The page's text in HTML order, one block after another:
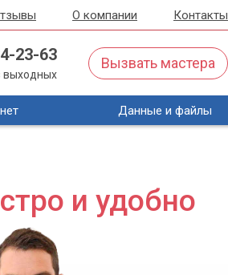
О компании Контакты
23-63
выходных
Вызвать мастера
Данные и файлы
и удобно